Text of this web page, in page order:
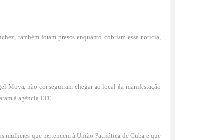
, também foram presos enquanto cobriam essa notícia,
Moya, não conseguiram chegar ao local da manifestação
à agência EFE.
mulheres quepertencem à União Patriótica de Cuba e que